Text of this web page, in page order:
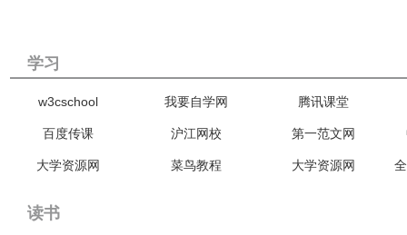
学习
w3cschool 我要自学网 腾讯课堂
百度传课 沪江网校 第一范文网
大学资源网 菜鸟教程 大学资源网
读书